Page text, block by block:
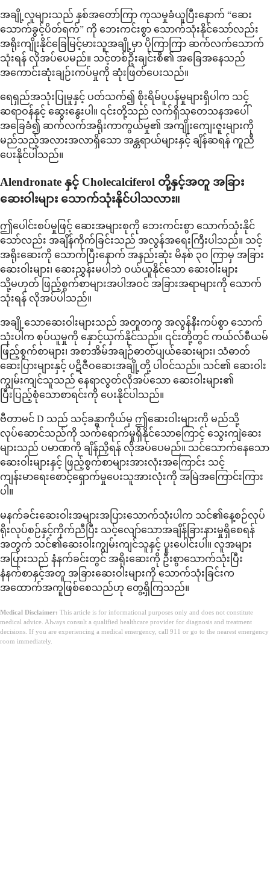
အချို့လူများသည် နှစ်အတော်ကြာ ကုသမှုခံယူပြီးနောက် “ဆေး
သောက်ခွင့်ပိတ်ရက်” ကို ဘေးကင်းစွာ သောက်သုံးနိုင်သော်လည်း
အရိုးကျိုးနိုင်ခြေမြင့်မားသူအချို့မှာ ပိုကြာကြာ ဆက်လက်သောက်
သုံးရန် လိုအပ်ပေမည်။ သင့်တစ်ဦးချင်းစီ၏ အခြေအနေသည်
အကောင်းဆုံးချဉ်းကပ်မှုကို ဆုံးဖြတ်ပေးသည်။
ရေရှည်အသုံးပြုမှုနှင့် ပတ်သက်၍ စိုးရိမ်ပူပန်မှုများရှိပါက သင့်
ဆရာဝန်နှင့် ဆွေးနွေးပါ။ ၎င်းတို့သည် လက်ရှိသုတေသနအပေါ်
အခြေခံ၍ ဆက်လက်အရိုးကာကွယ်မှု၏ အကျိုးကျေးဇူးများကို
မည်သည့်အလားအလာရှိသော အန္တရာယ်များနှင့် ချိန်ဆရန် ကူညီ
ပေးနိုင်ပါသည်။
Alendronate နှင့် Cholecalciferol တို့နှင့်အတူ အခြား
ဆေးဝါးများ သောက်သုံးနိုင်ပါသလား။
ဤပေါင်းစပ်မှုဖြင့် ဆေးအများစုကို ဘေးကင်းစွာ သောက်သုံးနိုင်
သော်လည်း အချိန်ကိုက်ခြင်းသည် အလွန်အရေးကြီးပါသည်။ သင့်
အရိုးဆေးကို သောက်ပြီးနောက် အနည်းဆုံး မိနစ် ၃၀ ကြာမှ အခြား
ဆေးဝါးများ၊ ဆေးညွှန်းမပါဘဲ ဝယ်ယူနိုင်သော ဆေးဝါးများ
သို့မဟုတ် ဖြည့်စွက်စာများအပါအဝင် အခြားအရာများကို သောက်
သုံးရန် လိုအပ်ပါသည်။
အချို့သောဆေးဝါးများသည် အတူတကွ အလွန်နီးကပ်စွာ သောက်
သုံးပါက စုပ်ယူမှုကို နှောင့်ယှက်နိုင်သည်။ ၎င်းတို့တွင် ကယ်လ်စီယမ်
ဖြည့်စွက်စာများ၊ အစာအိမ်အချဉ်ဓာတ်ပျယ်ဆေးများ၊ သံဓာတ်
ဆေးပြားများနှင့် ပဋိဇီဝဆေးအချို့တို့ ပါဝင်သည်။ သင်၏ ဆေးဝါး
ကျွမ်းကျင်သူသည် နေရာလွတ်လိုအပ်သော ဆေးဝါးများ၏
ပြီးပြည့်စုံသောစာရင်းကို ပေးနိုင်ပါသည်။
ဗီတာမင် D သည် သင့်ခန္ဓာကိုယ်မှ ဤဆေးဝါးများကို မည်သို့
လုပ်ဆောင်သည်ကို သက်ရောက်မှုရှိနိုင်သောကြောင့် သွေးကျဲဆေး
များသည် ပမာဏကို ချိန်ညှိရန် လိုအပ်ပေမည်။ သင်သောက်နေသော
ဆေးဝါးများနှင့် ဖြည့်စွက်စာများအားလုံးအကြောင်း သင့်
ကျန်းမာရေးစောင့်ရှောက်မှုပေးသူအားလုံးကို အမြဲအကြောင်းကြား
ပါ။
မနက်ခင်းဆေးဝါးအများအပြားသောက်သုံးပါက သင်၏နေ့စဉ်လုပ်
ရိုးလုပ်စဉ်နှင့်ကိုက်ညီပြီး သင့်လျော်သောအချိန်ခြားနားမှုရှိစေရန်
အတွက် သင်၏ဆေးဝါးကျွမ်းကျင်သူနှင့် ပူးပေါင်းပါ။ လူအများ
အပြားသည် နံနက်ခင်းတွင် အရိုးဆေးကို ဦးစွာသောက်သုံးပြီး
နံနက်စာနှင့်အတူ အခြားဆေးဝါးများကို သောက်သုံးခြင်းက
အထောက်အကူဖြစ်စေသည်ဟု တွေ့ရှိကြသည်။
Medical Disclaimer: This article is for informational purposes only and does not constitute
medical advice. Always consult a qualified healthcare provider for diagnosis and treatment
decisions. If you are experiencing a medical emergency, call 911 or go to the nearest emergency
room immediately.